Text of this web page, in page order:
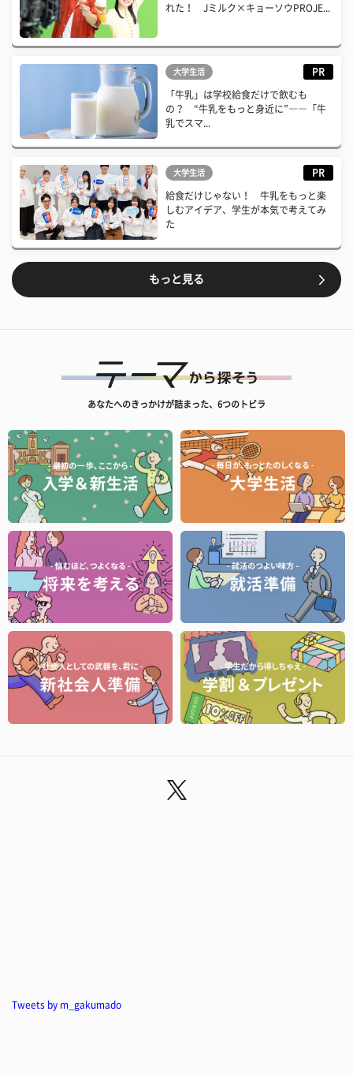
れた！ Jミルク×キョーソウPROJE...
大学生活 PR
「牛乳」は学校給食だけで飲むも
の？ “牛乳をもっと身近に”――「牛
乳でスマ...
大学生活 PR
給食だけじゃない！ 牛乳をもっと楽
しむアイデア、学生が本気で考えてみ
た
もっと見る
あなたへのきっかけが詰まった、6つのトビラ
Tweets by m_gakumado